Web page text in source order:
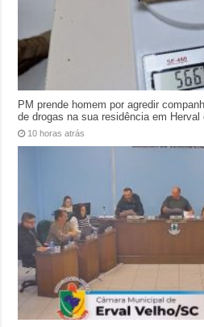
PM prende homem por agredir
de drogas na sua residência em Herval
10 horas atrás